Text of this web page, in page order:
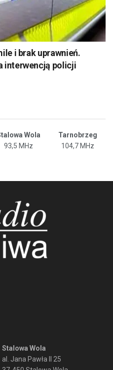
i brak uprawnień.
interwencją policji
Wola
Tarnobrzeg
93,5 MHz 104,7 MHz
Stalowa Wola
al. Jana Pawła II 25